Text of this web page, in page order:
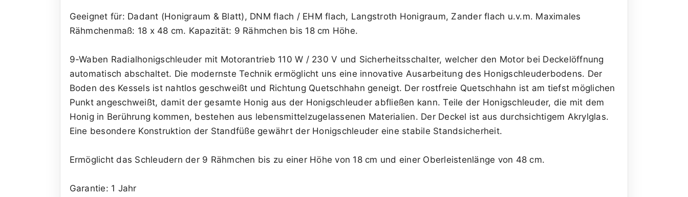
Geeignet für: Dadant (Honigraum & Blatt), DNM flach / EHM flach, Langstroth Honigraum, Zander flach u.v.m. Maximales
Rähmchenmaß: 18 x 48 cm. Kapazität: 9 Rähmchen bis 18 cm Höhe.
9-Waben Radialhonigschleuder mit Motorantrieb 110 W / 230 V und Sicherheitsschalter, welcher den Motor bei Deckelöffnung
automatisch abschaltet. Die modernste Technik ermöglicht uns eine innovative Ausarbeitung des Honigschleuderbodens. Der
Boden des Kessels ist nahtlos geschweißt und Richtung Quetschhahn geneigt. Der rostfreie Quetschhahn ist am tiefst möglichen
Punkt angeschweißt, damit der gesamte Honig aus der Honigschleuder abfließen kann. Teile der Honigschleuder, die mit dem
Honig in Berührung kommen, bestehen aus lebensmittelzugelassenen Materialien. Der Deckel ist aus durchsichtigem Akrylglas.
Eine besondere Konstruktion der Standfüße gewährt der Honigschleuder eine stabile Standsicherheit.
Ermöglicht das Schleudern der 9 Rähmchen bis zu einer Höhe von 18 cm und einer Oberleistenlänge von 48 cm.
Garantie: 1 Jahr